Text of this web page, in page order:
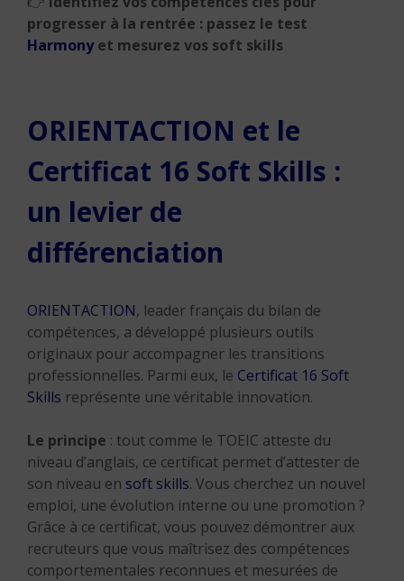
progresser à la rentrée : passez le test
Harmonyet mesurez vos soft skills
ORIENTACTION et le
Certificat 16 Soft Skills :
un levier de
différenciation
ORIENTACTION, leader français du bilan de
compétences, a développé plusieurs outils
originaux pour accompagner les transitions
professionnelles. Parmi eux, le Certificat 16 Soft
Skills représente une véritable innovation.
Le principe : tout comme le TOEIC atteste du
niveau d’anglais, ce certificat permet d’attester de
son niveau en soft skills. Vous cherchez un nouvel
emploi, une évolution interne ou une promotion ?
Grâce à ce certificat, vous pouvez démontrer aux
recruteurs que vous maîtrisez des compétences
comportementales reconnues et mesurées de